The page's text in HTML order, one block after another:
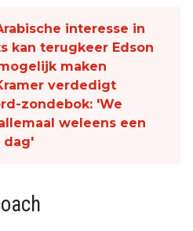
interesse in
kan terugkeer Edson
maken
verdedigt
zondebok: 'We
weleens een
dag'